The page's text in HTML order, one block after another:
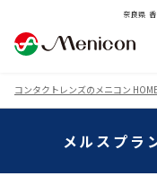
奈良県
コンタクトレンズのメニコン
メルスプラ